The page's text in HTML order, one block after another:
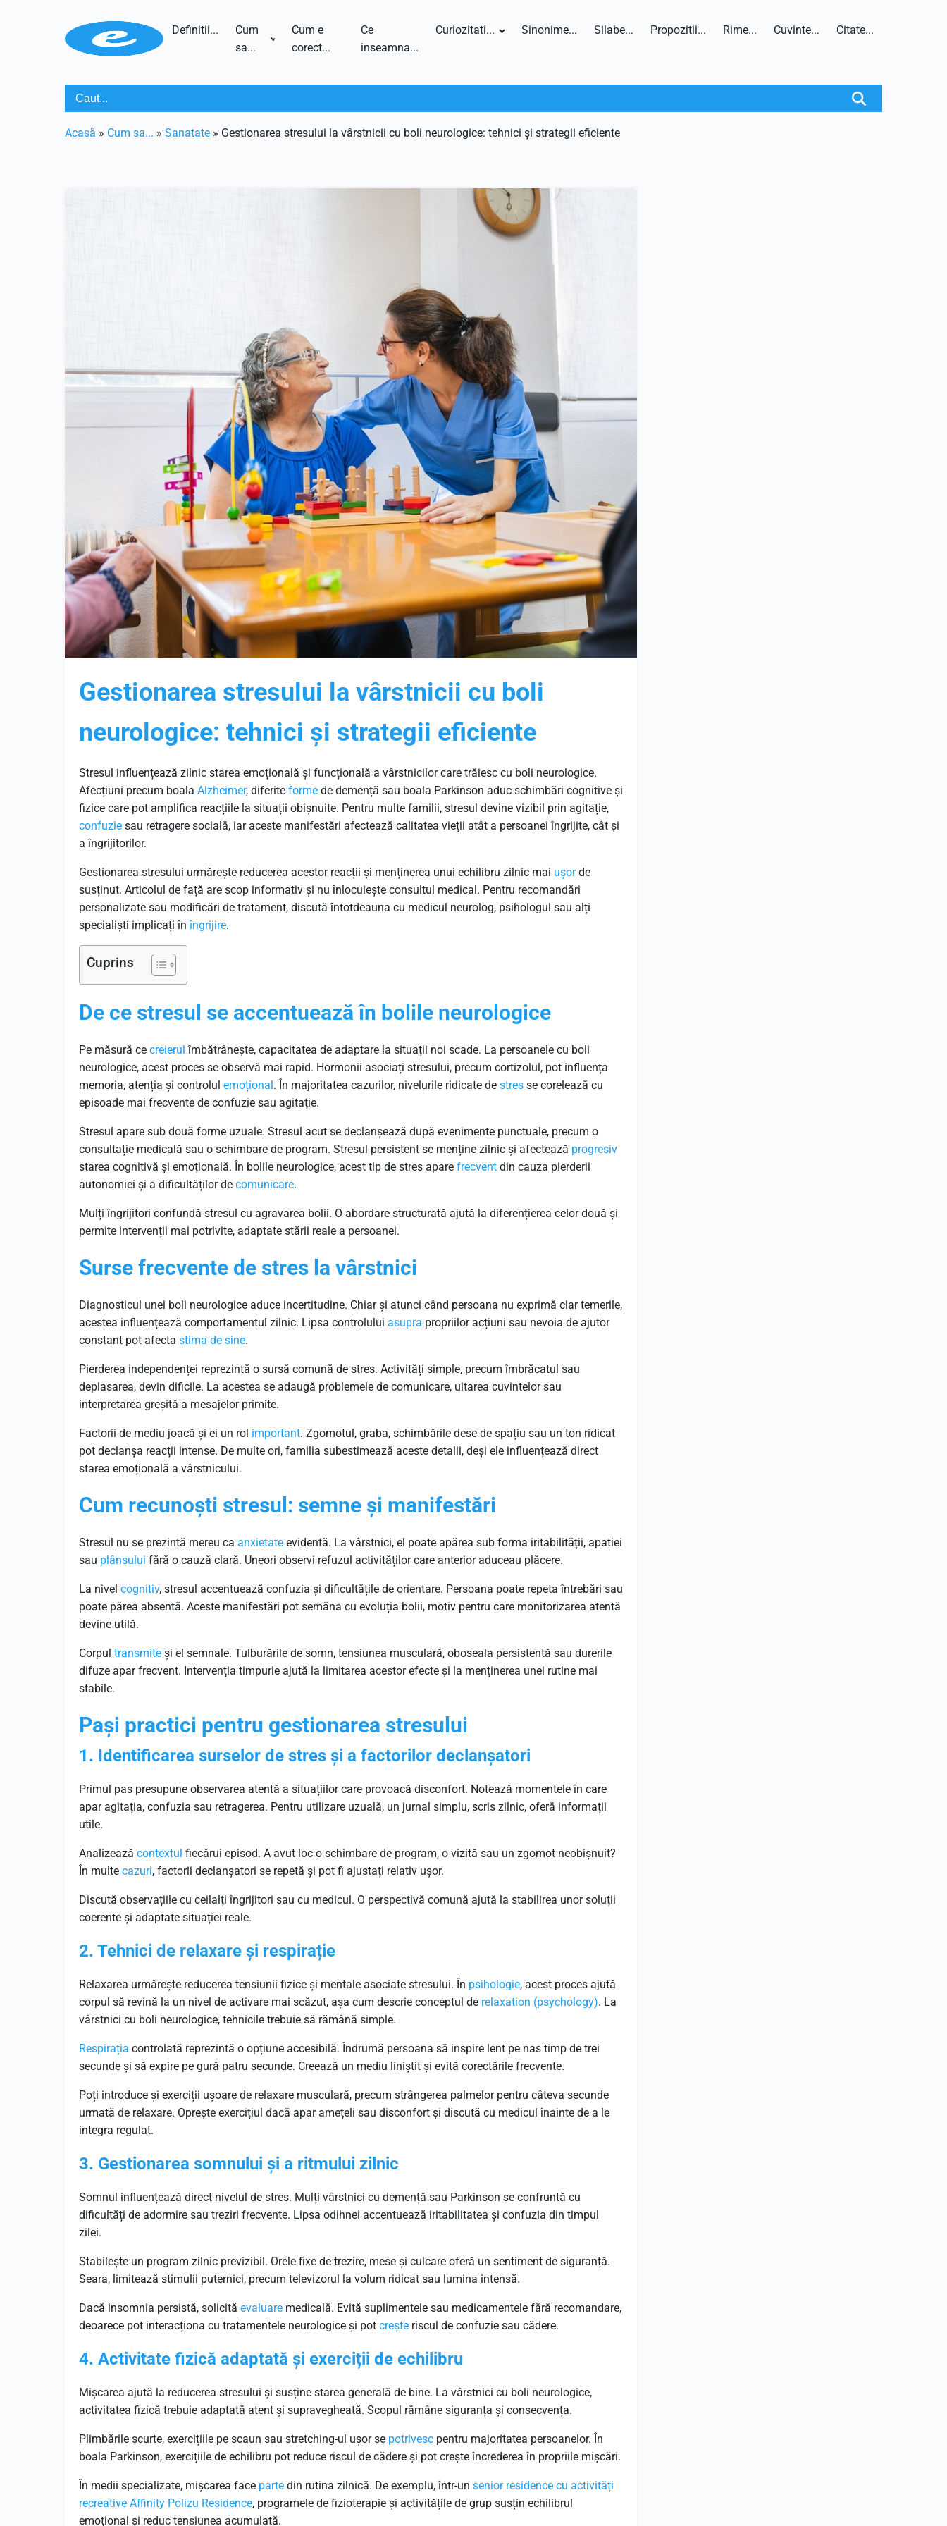
Definitii...
Cum
sa...
Cum e
corect...
Ce
inseamna...
Curiozitati... Sinonime... Silabe... Propozitii... Rime... Cuvinte... Citate...
Acasã » Cum sa... » Sanatate » Gestionarea stresului la vârstnicii cu boli neurologice: tehnici și strategii eficiente
Gestionarea stresului la vârstnicii cu boli
neurologice: tehnici și strategii eficiente
Stresul influențează zilnic starea emoțională și funcțională a vârstnicilor care trăiesc cu boli neurologice.
Afecțiuni precum boala Alzheimer, diferite forme de demență sau boala Parkinson aduc schimbări cognitive și
fizice care pot amplifica reacțiile la situații obișnuite. Pentru multe familii, stresul devine vizibil prin agitație,
confuzie sau retragere socială, iar aceste manifestări afectează calitatea vieții atât a persoanei îngrijite, cât și
a îngrijitorilor.
Gestionarea stresului urmărește reducerea acestor reacții și menținerea unui echilibru zilnic mai ușorde
susținut. Articolul de față are scop informativ și nu înlocuiește consultul medical. Pentru recomandări
personalizate sau modificări de tratament, discută întotdeauna cu medicul neurolog, psihologul sau alți
specialiști implicați înîngrijire.
Cuprins
De ce stresul se accentuează în bolile neurologice
Pe măsură ce creierul îmbătrânește, capacitatea de adaptare la situații noi scade. La persoanele cu boli
neurologice, acest proces se observă mai rapid. Hormonii asociați stresului, precum cortizolul, pot influența
memoria, atenția și controlul emoțional. În majoritatea cazurilor, nivelurile ridicate de stres se corelează cu
episoade mai frecvente de confuzie sau agitație.
Stresul apare sub două forme uzuale. Stresul acut se declanșează după evenimente punctuale, precum o
consultație medicală sau o schimbare de program. Stresul persistent se menține zilnic și afectează progresiv
starea cognitivă și emoțională. În bolile neurologice, acest tip de stres apare frecvent din cauza pierderii
autonomiei și a dificultăților de comunicare.
Mulți îngrijitori confundă stresul cu agravarea bolii. O abordare structurată ajută la diferențierea celor două și
permite intervenții mai potrivite, adaptate stării reale a persoanei.
Surse frecvente de stres la vârstnici
Diagnosticul unei boli neurologice aduce incertitudine. Chiar și atunci când persoana nu exprimă clar temerile,
acestea influențează comportamentul zilnic. Lipsa controlului asupra propriilor acțiuni sau nevoia de ajutor
constant pot afecta stima de sine.
Pierderea independenței reprezintă o sursă comună de stres. Activități simple, precum îmbrăcatul sau
deplasarea, devin dificile. La acestea se adaugă problemele de comunicare, uitarea cuvintelor sau
interpretarea greșită a mesajelor primite.
Factorii de mediu joacă și ei un rol important. Zgomotul, graba, schimbările dese de spațiu sau un ton ridicat
pot declanșa reacții intense. De multe ori, familia subestimează aceste detalii, deși ele influențează direct
starea emoțională a vârstnicului.
Cum recunoști stresul: semne și manifestări
Stresul nu se prezintă mereu ca anxietate evidentă. La vârstnici, el poate apărea sub forma iritabilității, apatiei
sau plânsului fără o cauză clară. Uneori observi refuzul activităților care anterior aduceau plăcere.
La nivel cognitiv, stresul accentuează confuzia și dificultățile de orientare. Persoana poate repeta întrebări sau
poate părea absentă. Aceste manifestări pot semăna cu evoluția bolii, motiv pentru care monitorizarea atentă
devine utilă.
Corpul transmite și el semnale. Tulburările de somn, tensiunea musculară, oboseala persistentă sau durerile
difuze apar frecvent. Intervenția timpurie ajută la limitarea acestor efecte și la menținerea unei rutine mai
stabile.
Pași practici pentru gestionarea stresului
1. Identificarea surselor de stres și a factorilor declanșatori
Primul pas presupune observarea atentă a situațiilor care provoacă disconfort. Notează momentele în care
apar agitația, confuzia sau retragerea. Pentru utilizare uzuală, un jurnal simplu, scris zilnic, oferă informații
utile.
Analizează contextul fiecărui episod. A avut loc o schimbare de program, o vizită sau un zgomot neobișnuit?
În multe cazuri, factorii declanșatori se repetă și pot fi ajustați relativ ușor.
Discută observațiile cu ceilalți îngrijitori sau cu medicul. O perspectivă comună ajută la stabilirea unor soluții
coerente și adaptate situației reale.
2. Tehnici de relaxare și respirație
Relaxarea urmărește reducerea tensiunii fizice și mentale asociate stresului. În psihologie, acest proces ajută
corpul să revină la un nivel de activare mai scăzut, așa cum descrie conceptul de relaxation (psychology). La
vârstnici cu boli neurologice, tehnicile trebuie să rămână simple.
Respirația controlată reprezintă o opțiune accesibilă. Îndrumă persoana să inspire lent pe nas timp de trei
secunde și să expire pe gură patru secunde. Creează un mediu liniștit și evită corectările frecvente.
Poți introduce și exerciții ușoare de relaxare musculară, precum strângerea palmelor pentru câteva secunde
urmată de relaxare. Oprește exercițiul dacă apar amețeli sau disconfort și discută cu medicul înainte de a le
integra regulat.
3. Gestionarea somnului și a ritmului zilnic
Somnul influențează direct nivelul de stres. Mulți vârstnici cu demență sau Parkinson se confruntă cu
dificultăți de adormire sau treziri frecvente. Lipsa odihnei accentuează iritabilitatea și confuzia din timpul
zilei.
Stabilește un program zilnic previzibil. Orele fixe de trezire, mese și culcare oferă un sentiment de siguranță.
Seara, limitează stimulii puternici, precum televizorul la volum ridicat sau lumina intensă.
Dacă insomnia persistă, solicită evaluare medicală. Evită suplimentele sau medicamentele fără recomandare,
deoarece pot interacționa cu tratamentele neurologice și pot crește riscul de confuzie sau cădere.
4. Activitate fizică adaptată și exerciții de echilibru
Mișcarea ajută la reducerea stresului și susține starea generală de bine. La vârstnici cu boli neurologice,
activitatea fizică trebuie adaptată atent și supravegheată. Scopul rămâne siguranța și consecvența.
Plimbările scurte, exercițiile pe scaun sau stretching-ul ușor se potrivesc pentru majoritatea persoanelor. În
boala Parkinson, exercițiile de echilibru pot reduce riscul de cădere și pot crește încrederea în propriile mișcări.
În medii specializate, mișcarea face parte din rutina zilnică. De exemplu, într-un senior residence cu activități
recreative Affinity Polizu Residence, programele de fizioterapie și activitățile de grup susțin echilibrul
emoțional și reduc tensiunea acumulată.